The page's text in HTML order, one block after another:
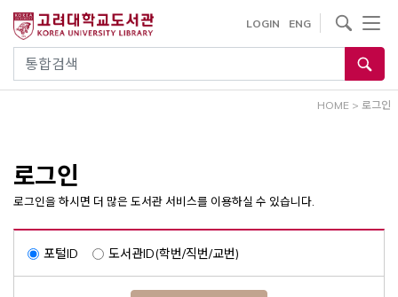
건
통합검색
LOGIN ENG
사이트내 검색
HOME > 로그인
로그인
로그인을 하시면 더 많은 도서관 서비스를 이용하실 수 있습니다.
포털ID 도서관ID(학번/직번/교번)